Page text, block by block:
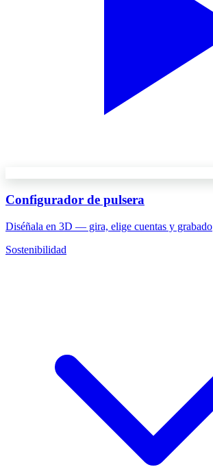
Configurador de pulsera
Diséñala en 3D — gira, elige cuentas y grabado
Sostenibilidad